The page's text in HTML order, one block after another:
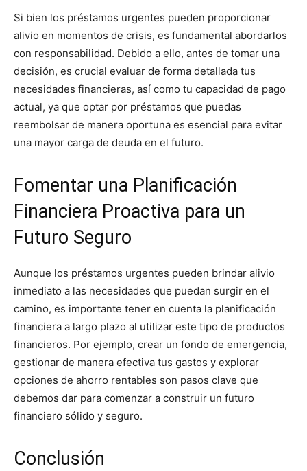
Si bien los préstamos urgentes pueden proporcionar
alivio en momentos de crisis, es fundamental abordarlos
con responsabilidad. Debido a ello, antes de tomar una
decisión, es crucial evaluar de forma detallada tus
necesidades financieras, así como tu capacidad de pago
actual, ya que optar por préstamos que puedas
reembolsar de manera oportuna es esencial para evitar
una mayor carga de deuda en el futuro.
Fomentar una Planificación
Financiera Proactiva para un
Futuro Seguro
Aunque los préstamos urgentes pueden brindar alivio
inmediato a las necesidades que puedan surgir en el
camino, es importante tener en cuenta la planificación
financiera a largo plazo al utilizar este tipo de productos
financieros. Por ejemplo, crear un fondo de emergencia,
gestionar de manera efectiva tus gastos y explorar
opciones de ahorro rentables son pasos clave que
debemos dar para comenzar a construir un futuro
financiero sólido y seguro.
Conclusión